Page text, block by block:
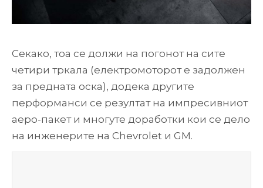
Секако, тоа се должи на погонот на сите
четири тркала (електромоторот е задолжен
за предната оска), додека другите
перформанси се резултат на импресивниот
аеро-пакет и многуте доработки кои се дело
на инженерите на Chevrolet и GM.